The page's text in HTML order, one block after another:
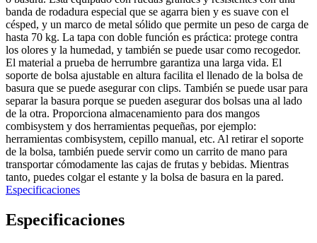
banda de rodadura especial que se agarra bien y es suave con el
césped, y un marco de metal sólido que permite un peso de carga de
hasta 70 kg. La tapa con doble función es práctica: protege contra
los olores y la humedad, y también se puede usar como recogedor.
El material a prueba de herrumbre garantiza una larga vida. El
soporte de bolsa ajustable en altura facilita el llenado de la bolsa de
basura que se puede asegurar con clips. También se puede usar para
separar la basura porque se pueden asegurar dos bolsas una al lado
de la otra. Proporciona almacenamiento para dos mangos
combisystem y dos herramientas pequeñas, por ejemplo:
herramientas combisystem, cepillo manual, etc. Al retirar el soporte
de la bolsa, también puede servir como un carrito de mano para
transportar cómodamente las cajas de frutas y bebidas. Mientras
tanto, puedes colgar el estante y la bolsa de basura en la pared.
Especificaciones
Especificaciones